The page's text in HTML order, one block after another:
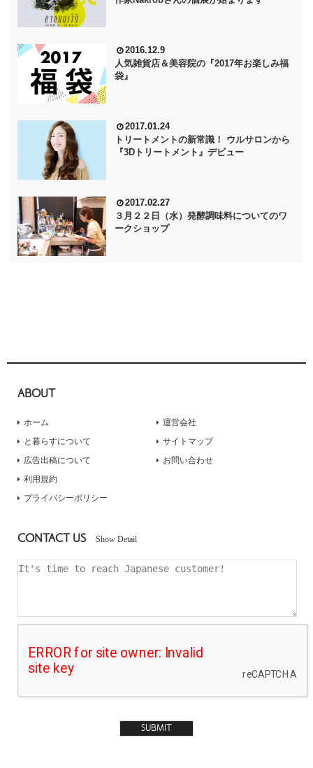
2016.12.9
人気雑貨店＆美容院の『2017年お楽しみ福
袋』
2017.01.24
トリートメントの新常識！ ウルサロンから
『3Dトリートメント』デビュー
2017.02.27
３月２２日（水）発酵調味料についてのワ
ークショップ
ABOUT
ホーム
と暮らすについて
広告出稿について
運営会社
サイトマップ
お問い合わせ
利用規約
プライバシーポリシー
CONTACT US Show Detail